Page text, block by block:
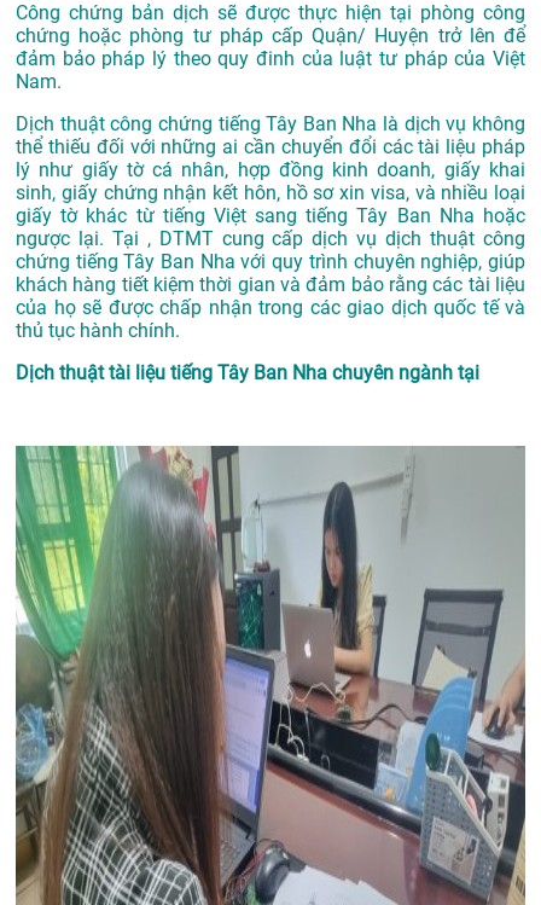
Công chứng bản dịch sẽ được thực hiện tại phòng công
chứng hoặc phòng tư pháp cấp Quận/ Huyện trở lên để
đảm bảo pháp lý theo quy đinh của luật tư pháp của Việt
Nam.
Dịch thuật công chứng tiếng Tây Ban Nha là dịch vụ không
thể thiếu đối với những ai cần chuyển đổi các tài liệu pháp
lý như giấy tờ cá nhân, hợp đồng kinh doanh, giấy khai
sinh, giấy chứng nhận kết hôn, hồ sơ xin visa, và nhiều loại
giấy tờ khác từ tiếng Việt sang tiếng Tây Ban Nha hoặc
ngược lại. Tại , DTMT cung cấp dịch vụ dịch thuật công
chứng tiếng Tây Ban Nha với quy trình chuyên nghiệp, giúp
khách hàng tiết kiệm thời gian và đảm bảo rằng các tài liệu
của họ sẽ được chấp nhận trong các giao dịch quốc tế và
thủ tục hành chính.
Dịch thuật tài liệu tiếng Tây Ban Nha chuyên ngành tại